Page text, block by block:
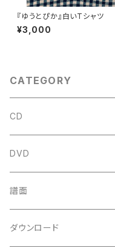
『ゆうとぴか』白いTシャツ
¥3,000
CATEGORY
CD
DVD
譜面
ダウンロード